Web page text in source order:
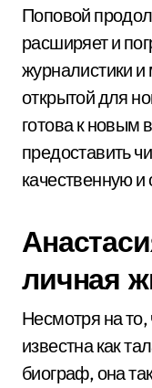
Поповой
расширяет и
журналистики
открытой для
готова к новым
предоставить
качественную
личная
Несмотря на
известна как
биограф, она